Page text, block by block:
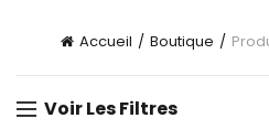
Accueil Boutique
Voir Les Filtres